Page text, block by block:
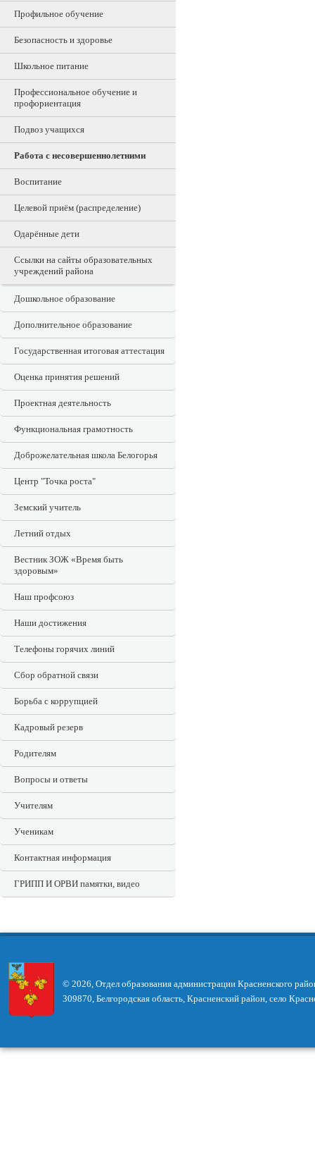
Профильное обучение
Безопасность и здоровье
Школьное питание
Профессиональное обучение и
профориентация
Подвоз учащихся
Работа с несовершеннолетними
Воспитание
Целевой приём (распределение)
Одарённые дети
Ссылки на сайты образовательных
учреждений района
Дошкольное образование
Дополнительное образование
Государственная итоговая аттестация
Оценка принятия решений
Проектная деятельность
Функциональная грамотность
Доброжелательная школа Белогорья
Центр "Точка роста"
Земский учитель
Летний отдых
Вестник ЗОЖ «Время быть
здоровым»
Наш профсоюз
Наши достижения
Телефоны горячих линий
Сбор обратной связи
Борьба с коррупцией
Кадровый резерв
Родителям
Вопросы и ответы
Учителям
Ученикам
Контактная информация
ГРИПП И ОРВИ памятки, видео
© 2026, Отдел образования администрации Красненского
309870, Белгородская область, Красненский район, село